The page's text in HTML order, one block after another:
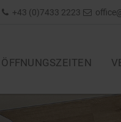
+43 (0)7433 2223
ÖFFNUNGSZEITEN